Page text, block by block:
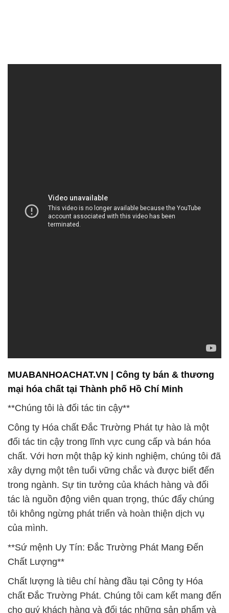
đối tác tin cậy trong lĩnh vực cung cấp và bán hóa
chất. Với hơn một thập kỷ kinh nghiệm, chúng tôi đã
xây dựng một tên tuổi vững chắc và được biết đến
trong ngành. Sự tin tưởng của khách hàng và đối
tác là nguồn động viên quan trọng, thúc đẩy chúng
tôi không ngừng phát triển và hoàn thiện dịch vụ
của mình.
**Sứ mệnh Uy Tín: Đắc Trường Phát Mang Đến
Chất Lượng**
Chất lượng là tiêu chí hàng đầu tại Công ty Hóa
chất Đắc Trường Phát. Chúng tôi cam kết mang đến
cho quý khách hàng và đối tác những sản phẩm và
dịch vụ tốt nhất có thể. Đội ngũ nhân viên của
chúng tôi được đào tạo chuyên nghiệp và giàu kinh
nghiệm, luôn luôn sẵn sàng để tư vấn và hỗ trợ bạn
trong việc lựa chọn các sản phẩm hóa chất phù hợp